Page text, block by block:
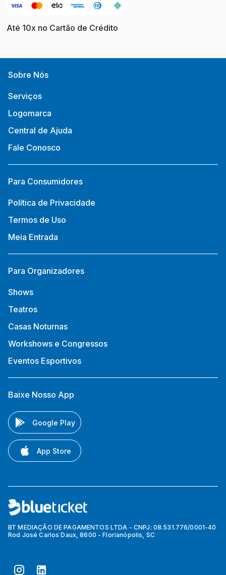
Até 10x no Cartão de Crédito
Sobre Nós
Serviços
Logomarca
Central de Ajuda
Fale Conosco
Para Consumidores
Política de Privacidade
Termos de Uso
Meia Entrada
Para Organizadores
Shows
Teatros
Casas Noturnas
Workshows e Congressos
Eventos Esportivos
Baixe Nosso App
Google Play
App Store
BT MEDIAÇÃO DE PAGAMENTOS LTDA - CNPJ: 08.531.776/0001-40
Rod José Carlos Daux, 8600 - Florianópolis, SC